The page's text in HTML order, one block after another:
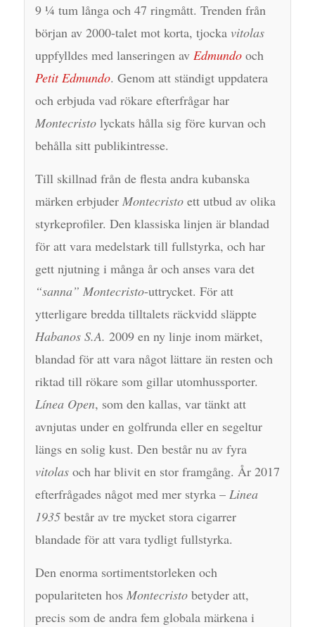
9 ¼ tum långa och 47 ringmått. Trenden från
början av 2000-talet mot korta, tjocka vitolas
uppfylldes med lanseringen av Edmundooch
Petit Edmundo. Genom att ständigt uppdatera
och erbjuda vad rökare efterfrågar har
Montecristolyckats hålla sig före kurvan och
behålla sitt publikintresse.
Till skillnad från de flesta andra kubanska
märken erbjuder Montecristoett utbud av olika
styrkeprofiler. Den klassiska linjen är blandad
för att vara medelstark till fullstyrka, och har
gett njutning i många år och anses vara det
“sanna” Montecristo-uttrycket. För att
ytterligare bredda tilltalets räckvidd släppte
Habanos S.A. 2009 en ny linje inom märket,
blandad för att vara något lättare än resten och
riktad till rökare som gillar utomhussporter.
Línea Open, som den kallas, var tänkt att
avnjutas under en golfrunda eller en segeltur
längs en solig kust. Den består nu av fyra
vitolasoch har blivit en stor framgång. År 2017
efterfrågades något med mer styrka – Linea
1935består av tre mycket stora cigarrer
blandade för att vara tydligt fullstyrka.
Den enorma sortimentstorleken och
populariteten hos Montecristobetyder att,
precis som de andra fem globala märkena i